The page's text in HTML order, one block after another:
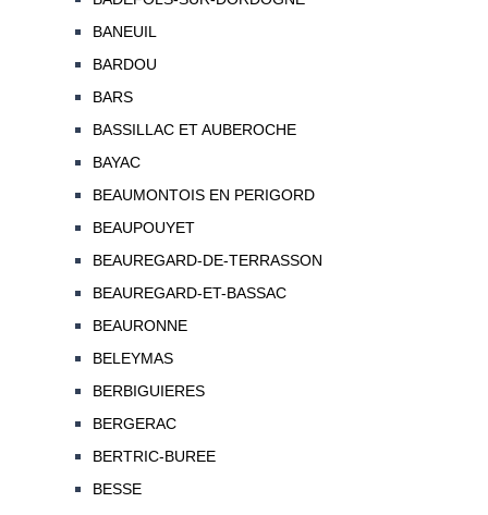
BANEUIL
BARDOU
BARS
BASSILLAC ET AUBEROCHE
BAYAC
BEAUMONTOIS EN PERIGORD
BEAUPOUYET
BEAUREGARD-DE-TERRASSON
BEAUREGARD-ET-BASSAC
BEAURONNE
BELEYMAS
BERBIGUIERES
BERGERAC
BERTRIC-BUREE
BESSE